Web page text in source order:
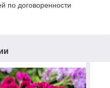
по договоренности